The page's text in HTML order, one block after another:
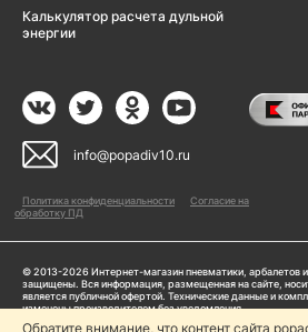
Калькулятор расчета дульной
энергии
info@popadiv10.ru
Политика конфиденциальности
Согласие на
обработку ПД
© 2013-2026 Интернет-магазин пневматики, арбалетов
защищены. Вся информация, размещенная на сайте,
является публичной офертой. Технические данные и
изменены производителем без уведомления
ИП Жарук Александр Сергеевич, ОГРНИП:
Обратите внимание, что контент сайта